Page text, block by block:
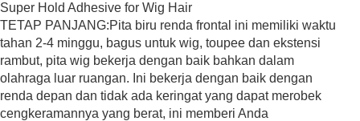
TETAP PANJANG:Pita biru renda frontal ini memiliki waktu
tahan 2-4 minggu, bagus untuk wig, toupee dan ekstensi
rambut, pita wig bekerja dengan baik bahkan dalam
olahraga luar ruangan. Ini bekerja dengan baik dengan
renda depan dan tidak ada keringat yang dapat merobek
cengkeramannya yang berat, ini memberi Anda